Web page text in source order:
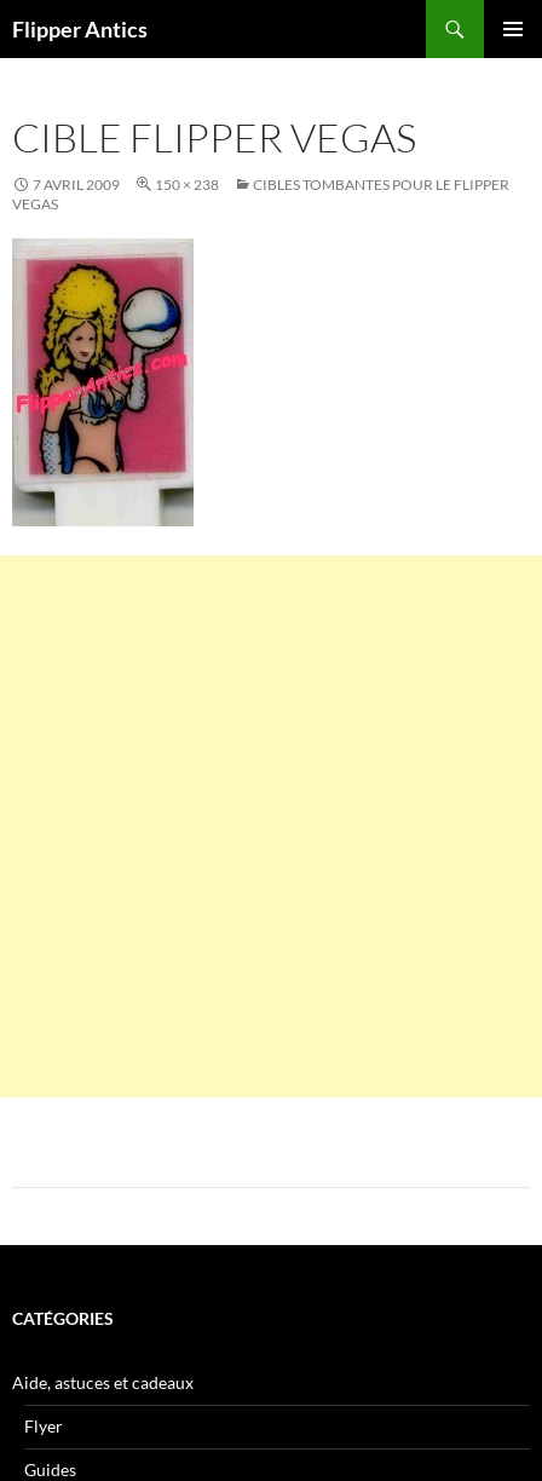
auFlipper Antics
CIBLE FLIPPER VEGAS
7 AVRIL 2009 150 × 238
CIBLES TOMBANTES POUR LE FLIPPER
VEGAS
CATÉGORIES
Aide, astuces et cadeaux
Flyer
Guides